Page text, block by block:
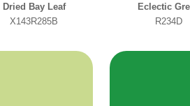
Dried Bay Leaf
X143R285B
Eclectic
R234D